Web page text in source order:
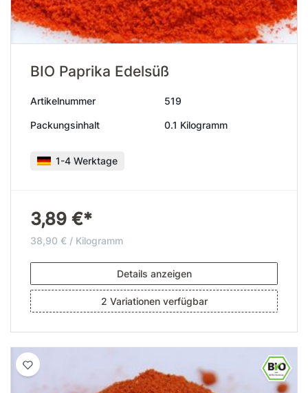
BIO Paprika Edelsüß
Artikelnummer 519
Packungsinhalt 0.1 Kilogramm
1-4 Werktage
3,89 €*
38,90 € / Kilogramm
Details anzeigen
2 Variationen verfügbar